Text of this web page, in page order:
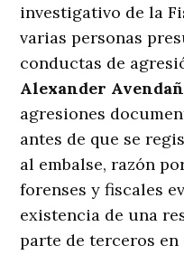
investigativo de la
varias personas
conductas de
Alexander
agresiones
antes de que se
al embalse, razón
forenses y fiscales
existencia de una
parte de terceros en